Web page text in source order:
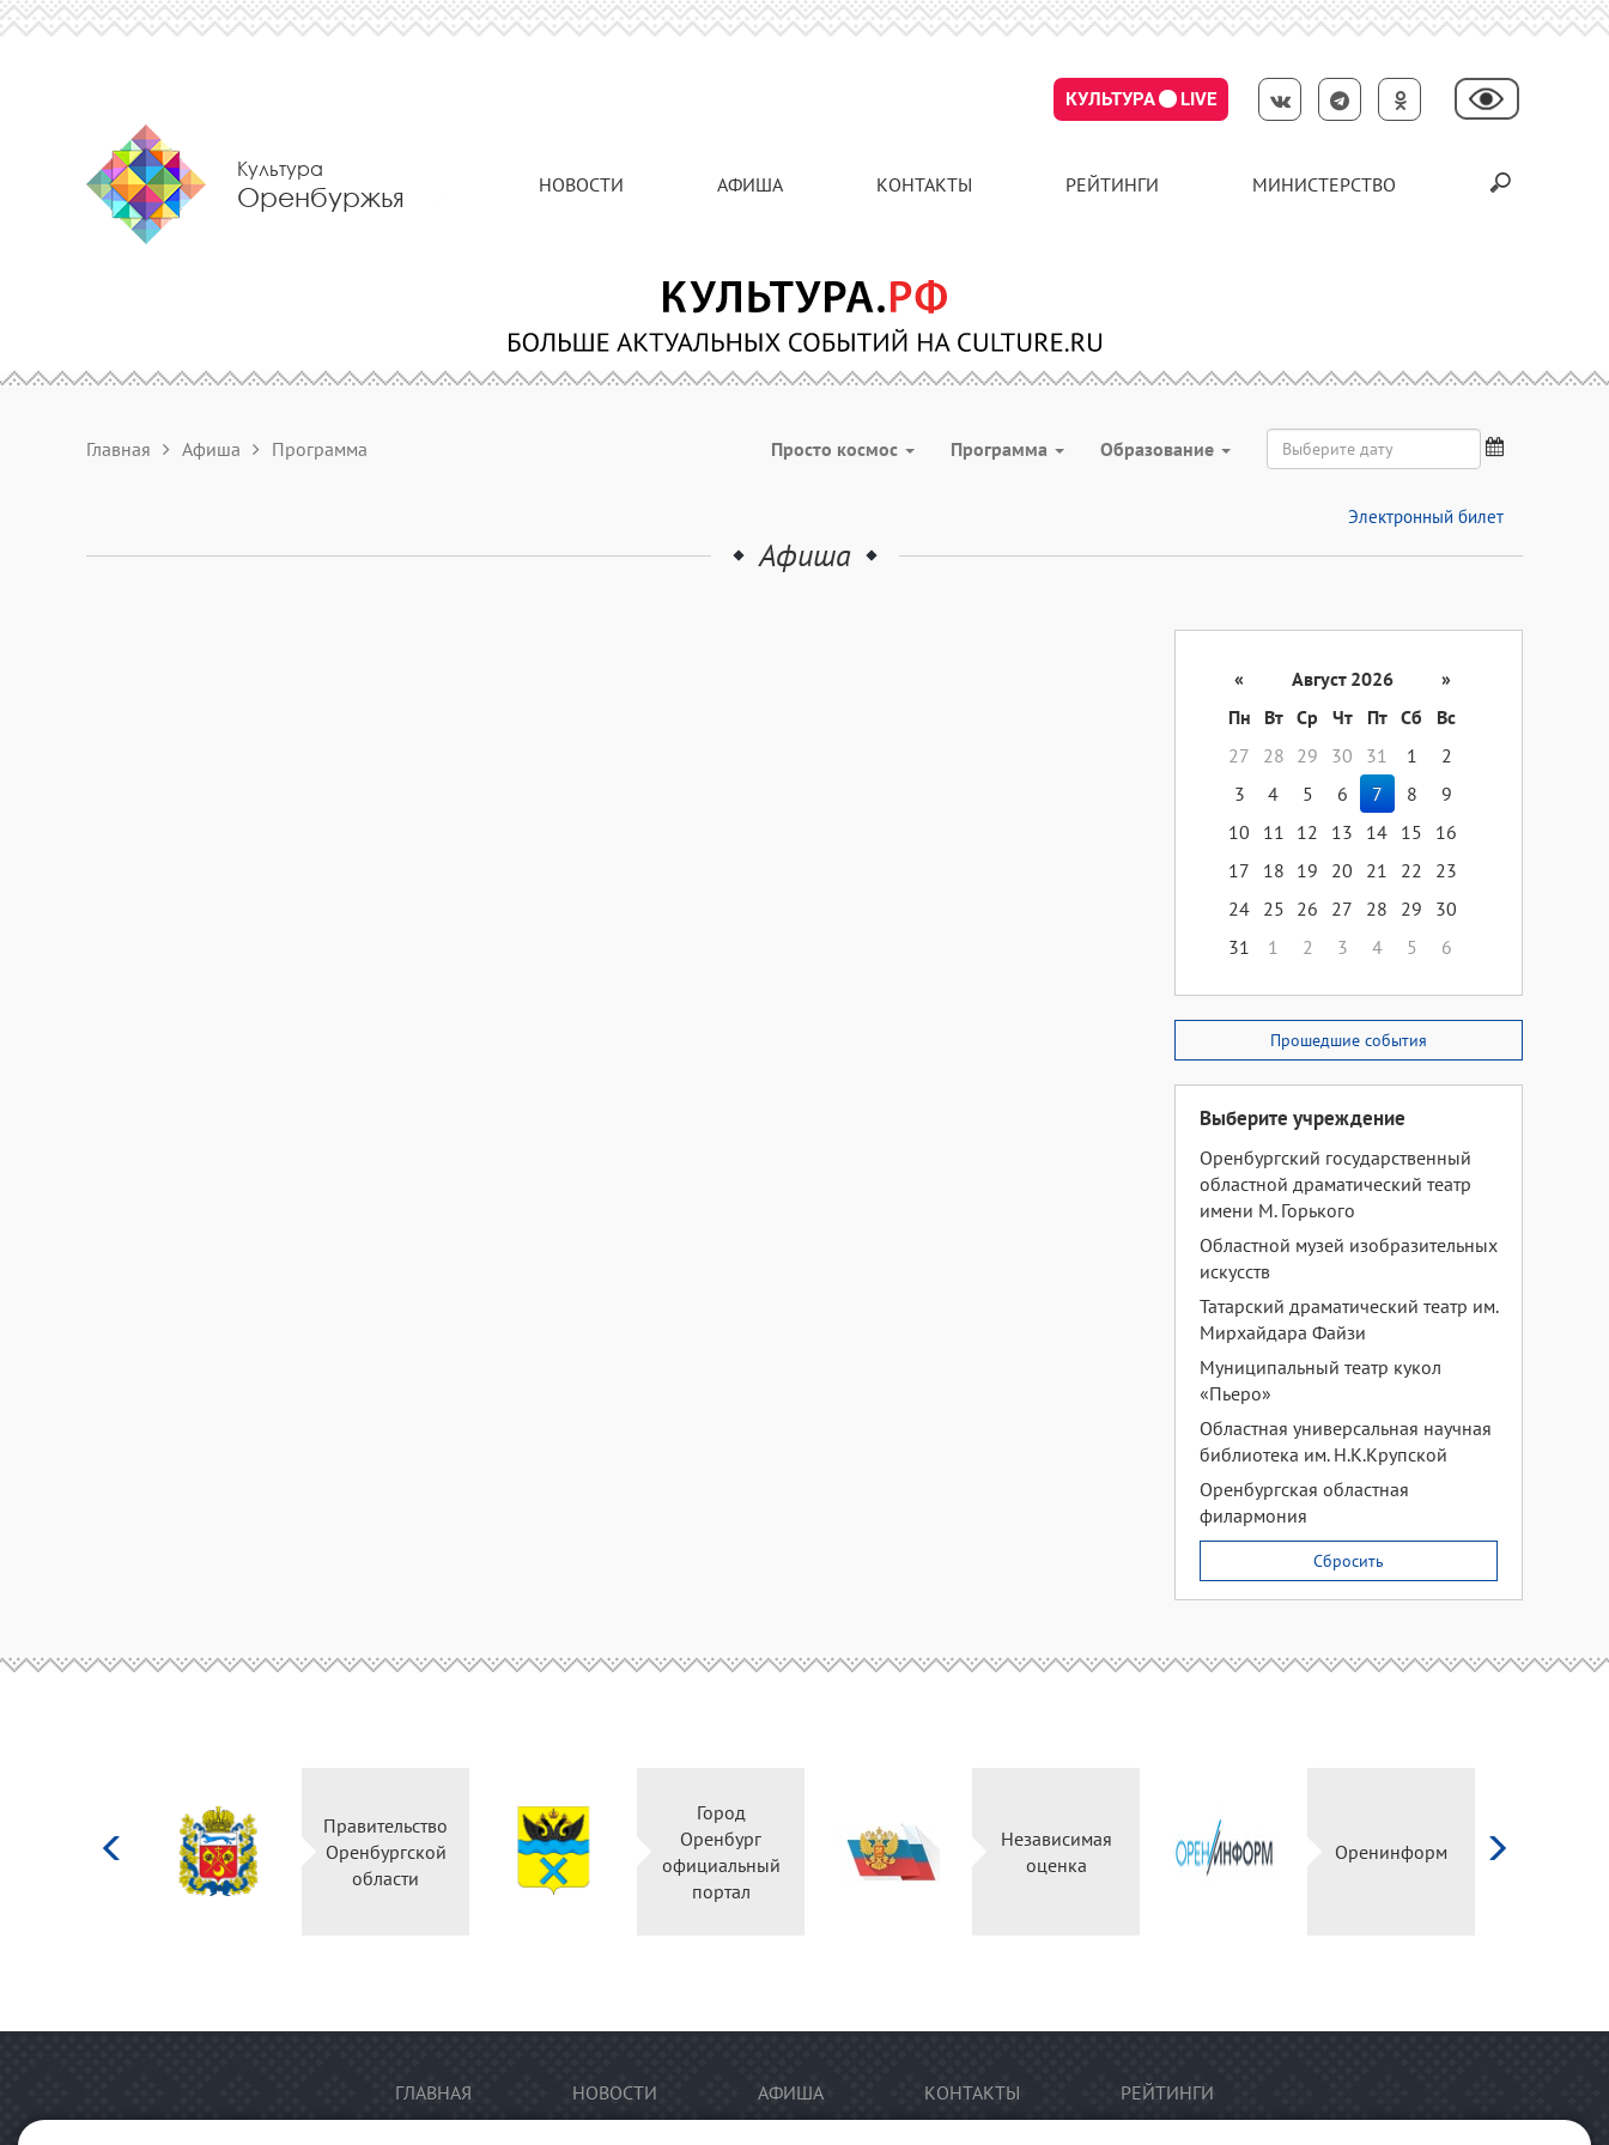
КУЛЬТУРА LIVE
Культура
Оренбуржья НОВОСТИ АФИША КОНТАКТЫ РЕЙТИНГИ МИНИСТЕРСТВО
Главная Афиша Программа Просто космос Программа Образование
Электронный билет
Афиша
« Август 2026
»
Пн
Вт Ср Чт Пт Сб
Вс
27
28 29 30 31 1
2
3
4 5 6 7 8
9
10
11 12 13 14 15
16
17
18 19 20 21 22
23
24 25 26 27 28 29
30
31
1 2 3 4 5 6
Прошедшие события
Выберите учреждение
Оренбургский государственный
областной драматический театр
имени М. Горького
Областной музей изобразительных
искусств
Татарский драматический театр им.
Мирхайдара Файзи
Муниципальный театр кукол
«Пьеро»
Областная универсальная научная
библиотека им. Н.К.Крупской
Оренбургская областная
филармония
Сбросить
Правительство
Оренбургской
области
Город
Оренбург
официальный
портал
Независимая
оценка
Оренинформ
ГЛАВНАЯ НОВОСТИ АФИША КОНТАКТЫ РЕЙТИНГИ